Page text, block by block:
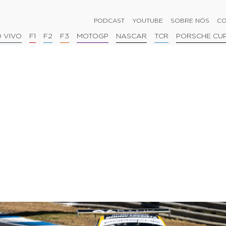
PODCAST YOUTUBE SOBRE NÓS
VIVO F1 F2 F3 MOTOGP NASCAR TCR PORSCHE